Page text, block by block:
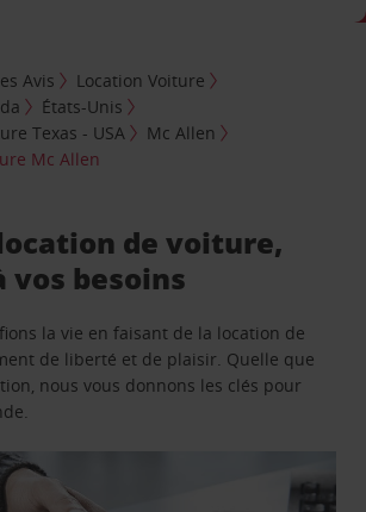
Avis
Location Voiture
États-Unis
Texas - USA
Mc Allen
Mc Allen
de voiture,
vos besoins
la vie en faisant de la location de
de liberté et de plaisir. Quelle que
nous vous donnons les clés pour